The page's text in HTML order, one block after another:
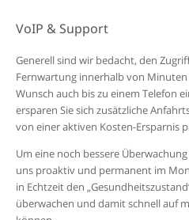
VoIP & Support
Generell sind wir bedacht, den
Fernwartung innerhalb von
Wunsch auch bis zu einem Telefon
ersparen Sie sich zusätzliche
von einer aktiven Kosten-Ersparnis
Um eine noch bessere
uns proaktiv und permanent im
in Echtzeit den
überwachen und damit schnell auf